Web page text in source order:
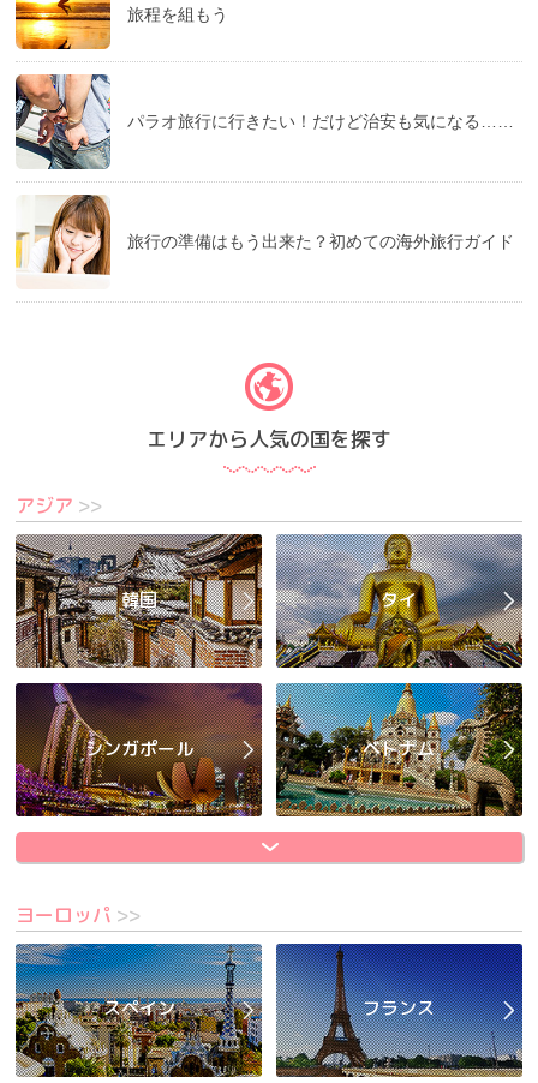
旅程を組もう
パラオ旅行に行きたい！だけど治安も気になる……
旅行の準備はもう出来た？初めての海外旅行ガイド
エリアから人気の国を探す
アジア >>
韓国 タイ
シンガポール ベトナム
ヨーロッパ >>
スペイン フランス